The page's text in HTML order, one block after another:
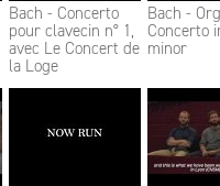
Bach - Concerto
pour clavecin n° 1,
avec Le Concert de
la Loge
Bach -
Concerto
minor